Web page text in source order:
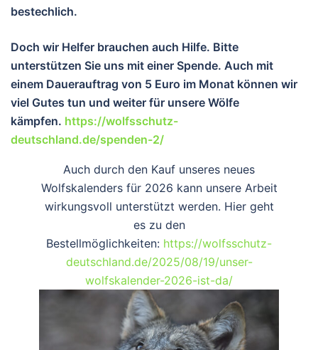
bestechlich.
Doch wir Helfer brauchen auch Hilfe. Bitte
unterstützen Sie uns mit einer Spende. Auch mit
einem Dauerauftrag von 5 Euro im Monat können wir
viel Gutes tun und weiter für unsere Wölfe
kämpfen. https://wolfsschutz-
deutschland.de/spenden-2/
Auch durch den Kauf unseres neues
Wolfskalenders für 2026 kann unsere Arbeit
wirkungsvoll unterstützt werden. Hier geht
es zu den
Bestellmöglichkeiten: https://wolfsschutz-
deutschland.de/2025/08/19/unser-
wolfskalender-2026-ist-da/